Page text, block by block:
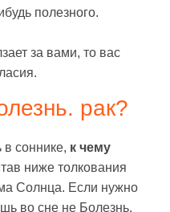
полезного.
за вами, то вас
рак?
соннике, к чему
ниже толкования
Солнца. Если нужно
во сне не Болезнь.